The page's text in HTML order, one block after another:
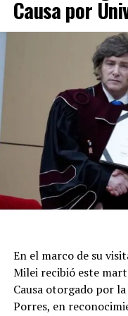
siguen con el
rescate y protección
asegurar zonas
tanto la población
Causa por
En el marco de su
Milei recibió este
Causa otorgado por
Porres, en